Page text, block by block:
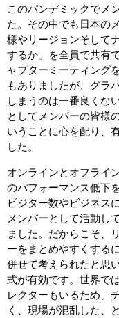
このパンデミックでメ
た。その中でも日本の
様やリージョンそして
するか」を全員で共有
ャプターミーティング
もありましたが、グラ
しまうのは一番良くな
としてメンバーの皆様
いうことに心を配り、
した。
オンラインとオフライ
のパフォーマンス低下
ビジター数やビジネス
メンバーとして活動し
ました。だからこそ、
ーをまとめやすくする
併せて考えられたと思
式が有効です。世界で
レクターもいるため、
く、現場が混乱した、